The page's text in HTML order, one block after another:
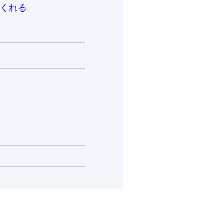
れる